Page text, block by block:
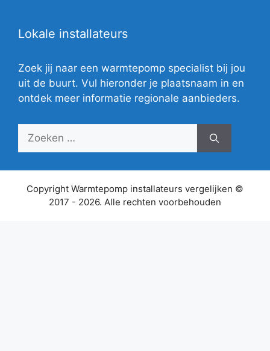
Lokale installateurs
Zoek jij naar een warmtepomp specialist bij jou
uit de buurt. Vul hieronder je plaatsnaam in en
ontdek meer informatie regionale aanbieders.
Zoek
Copyright Warmtepomp installateurs vergelijken ©
2017 - 2026. Alle rechten voorbehouden